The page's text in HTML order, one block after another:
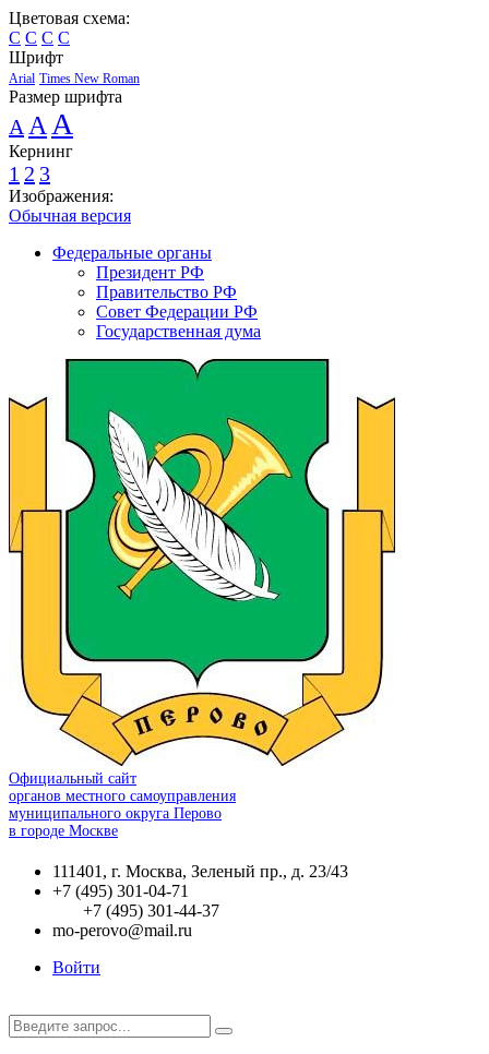
Цветовая схема:
C C C C
Шрифт
Arial Times New Roman
Размер шрифта
A A A
Кернинг
1 2 3
Изображения:
Обычная версия
Федеральные органы
Президент РФ
Правительство РФ
Совет Федерации РФ
Государственная дума
Официальный сайт
органов местного самоуправления
муниципального округа Перово
в городе Москве
111401, г. Москва, Зеленый пр., д. 23/43
+7 (495) 301-04-71
+7 (495) 301-44-37
mo-perovo@mail.ru
Войти